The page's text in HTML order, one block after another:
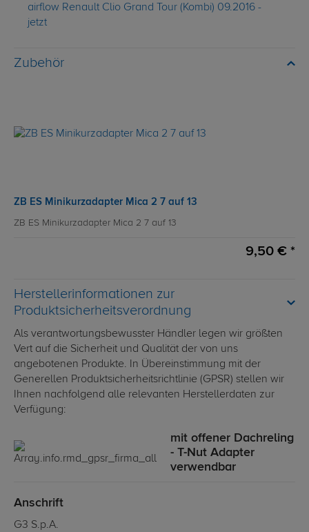
airflow Renault Clio Grand Tour (Kombi) 09.2016 -
jetzt
Zubehör
ZB ES Minikurzadapter Mica 2 7 auf 13
ZB ES Minikurzadapter Mica 2 7 auf 13
9,50 € *
Herstellerinformationen zur
Produktsicherheitsverordnung
Als verantwortungsbewusster Händler legen wir größten
Vert auf die Sicherheit und Qualität der von uns
angebotenen Produkte. In Übereinstimmung mit der
Generellen Produktsicherheitsrichtlinie (GPSR) stellen wir
Ihnen nachfolgend alle relevanten Herstellerdaten zur
Verfügung:
mit offener Dachreling
- T-Nut Adapter
verwendbar
Anschrift
G3 S.p.A.